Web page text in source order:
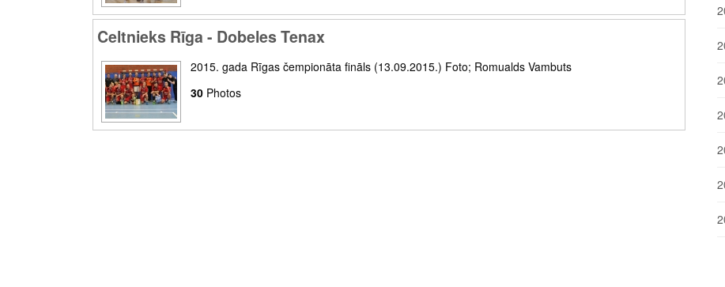
Celtnieks Rīga - Dobeles Tenax
2015. gada Rīgas čempionāta fināls (13.09.2015.) Foto; Romualds Vambuts
30 Photos